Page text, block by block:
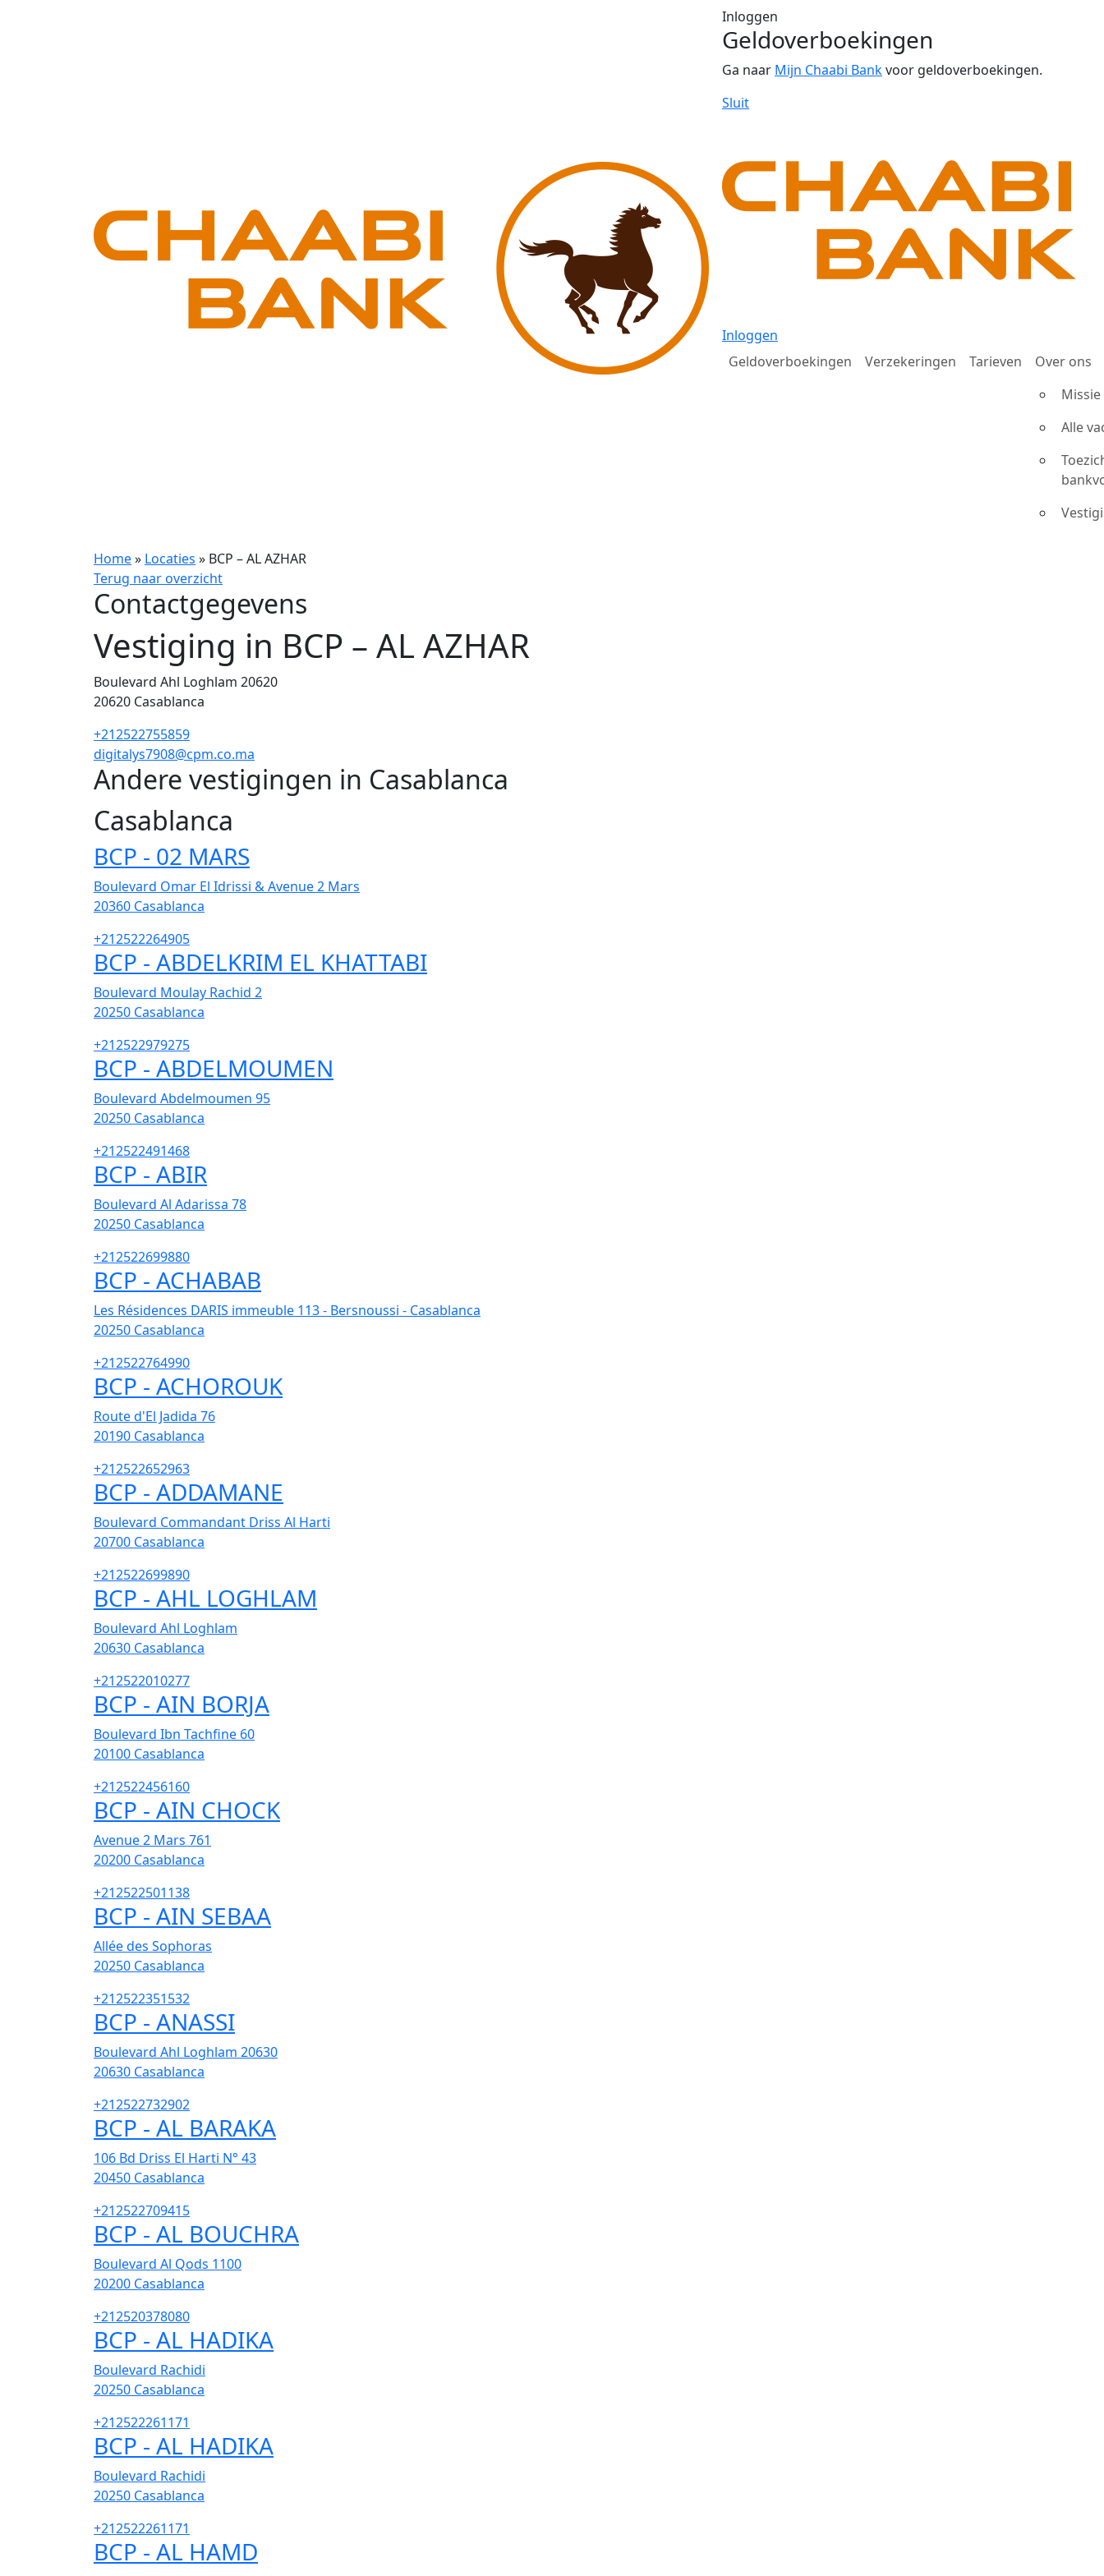
Inloggen
Geldoverboekingen
Ga naar Mijn Chaabi Bankvoor geldoverboekingen.
Sluit
Inloggen
Geldoverboekingen
Verzekeringen Tarieven
Over ons
Alle
Home» Locaties » BCP – AL AZHAR
Terug naar overzicht
Contactgegevens
Vestiging in BCP – AL AZHAR
Boulevard Ahl Loghlam 20620
20620 Casablanca
+212522755859
digitalys7908@cpm.co.ma
Andere vestigingen in Casablanca
Casablanca
BCP - 02 MARS
Boulevard Omar El Idrissi & Avenue 2 Mars
20360 Casablanca
+212522264905
BCP - ABDELKRIM EL KHATTABI
Boulevard Moulay Rachid 2
20250 Casablanca
+212522979275
BCP - ABDELMOUMEN
Boulevard Abdelmoumen 95
20250 Casablanca
+212522491468
BCP - ABIR
Boulevard Al Adarissa 78
20250 Casablanca
+212522699880
BCP - ACHABAB
Les Résidences DARIS immeuble 113 - Bersnoussi - Casablanca
20250 Casablanca
+212522764990
BCP - ACHOROUK
Route d'El Jadida 76
20190 Casablanca
+212522652963
BCP - ADDAMANE
Boulevard Commandant Driss Al Harti
20700 Casablanca
+212522699890
BCP - AHL LOGHLAM
Boulevard Ahl Loghlam
20630 Casablanca
+212522010277
BCP - AIN BORJA
Boulevard Ibn Tachfine 60
20100 Casablanca
+212522456160
BCP - AIN CHOCK
Avenue 2 Mars 761
20200 Casablanca
+212522501138
BCP - AIN SEBAA
Allée des Sophoras
20250 Casablanca
+212522351532
BCP - ANASSI
Boulevard Ahl Loghlam 20630
20630 Casablanca
+212522732902
BCP - AL BARAKA
106 Bd Driss El Harti N° 43
20450 Casablanca
+212522709415
BCP - AL BOUCHRA
Boulevard Al Qods 1100
20200 Casablanca
+212520378080
BCP - AL HADIKA
Boulevard Rachidi
20250 Casablanca
+212522261171
BCP - AL HADIKA
Boulevard Rachidi
20250 Casablanca
+212522261171
BCP - AL HAMD